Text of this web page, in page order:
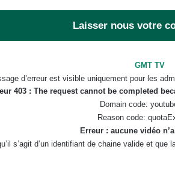
Laisser nous votre
GMT TV
d’erreur est visible uniquement pour les
403 : The request cannot be completed
Domain code:
Reason code:
Erreur : aucune vidéo
s’agit d’un identifiant de chaine valide et